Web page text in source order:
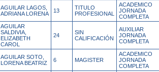
AGUILAR LAGOS,
ADRIANA LORENA
13
TITULO
PROFESIONAL
ACADEMICO
JORNADA
COMPLETA
AGUILAR
SALDIVIA,
ELIZABETH
CAROL
24
SIN
CALIFICACIÓN
AUXILIAR
JORNADA
COMPLETA
AGUILAR SOTO,
LORENA BEATRIZ
6 MAGISTER
ACADEMICO
JORNADA
COMPLETA